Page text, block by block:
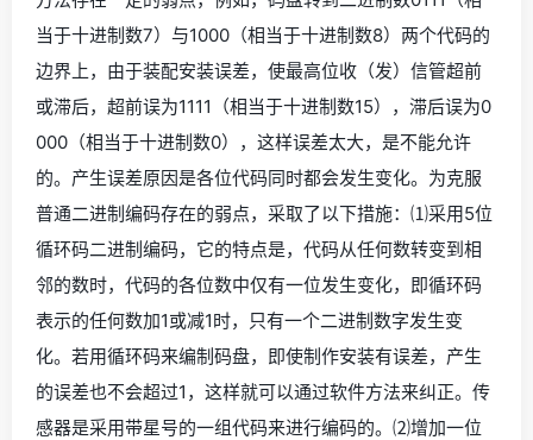
当于十进制数7）与1000（相当于十进制数8）两个代码的
边界上，由于装配安装误差，使最高位收（发）信管超前
或滞后，超前误为1111（相当于十进制数15），滞后误为0
000（相当于十进制数0），这样误差太大，是不能允许
的。产生误差原因是各位代码同时都会发生变化。为克服
普通二进制编码存在的弱点，采取了以下措施：⑴采用5位
循环码二进制编码，它的特点是，代码从任何数转变到相
邻的数时，代码的各位数中仅有一位发生变化，即循环码
表示的任何数加1或减1时，只有一个二进制数字发生变
化。若用循环码来编制码盘，即使制作安装有误差，产生
的误差也不会超过1，这样就可以通过软件方法来纠正。传
感器是采用带星号的一组代码来进行编码的。⑵增加一位